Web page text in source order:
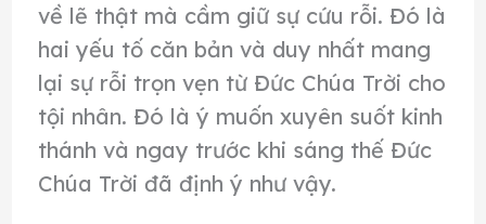
về lẽ thật mà cầm giữ sự cứu rỗi. Đó là
hai yếu tố căn bản và duy nhất mang
lại sự rỗi trọn vẹn từ Đức Chúa Trời cho
tội nhân. Đó là ý muốn xuyên suốt kinh
thánh và ngay trước khi sáng thế Đức
Chúa Trời đã định ý như vậy.